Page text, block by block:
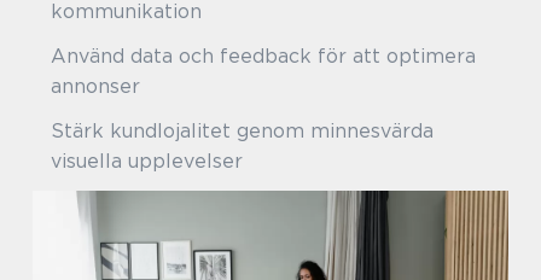
kommunikation
Använd data och feedback för att optimera
annonser
Stärk kundlojalitet genom minnesvärda
visuella upplevelser